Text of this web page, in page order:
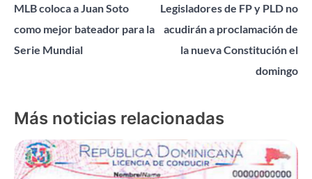
de
entradas
MLB coloca a Juan Soto
como mejor bateador para la
Serie Mundial
Legisladores de FP y PLD no
acudirán a proclamación de
la nueva Constitución el
domingo
Más noticias relacionadas